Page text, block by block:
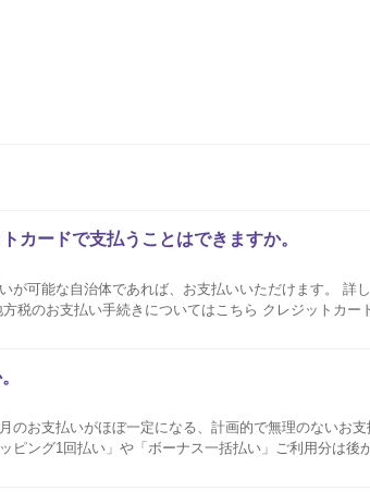
カードで支払うことはできますか。
が可能な自治体であれば、お支払いいただけます。 詳
ついてはこちら クレジットカードでのお支払いは決済手数
のお支払いがほぼ一定になる、計画的で無理のないお
ピング1回払い」や「ボーナス一括払い」ご利用分は後